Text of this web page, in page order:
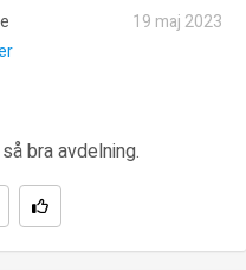
19 maj 2023
bra avdelning.